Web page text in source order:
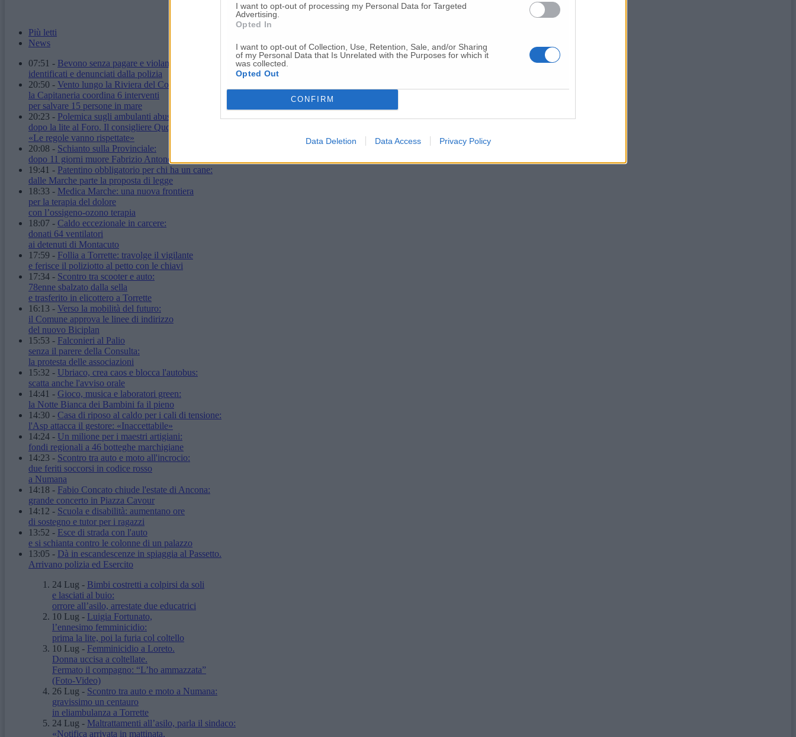
I want to opt-out of processing my Personal Data for Targeted
Advertising.
Opted In
I want to opt-out of Collection, Use, Retention, Sale, and/or Sharing
of my Personal Data that Is Unrelated with the Purposes for which it
was collected.
Opted Out
CONFIRM
Data Deletion Data Access Privacy Policy
Più letti
News
07:51 - Bevono senza pagare e violano il daspo urbano:
identificati e denunciati dalla polizia
20:50 - Vento lungo la Riviera del Conero:
la Capitaneria coordina 6 interventi
per salvare 15 persone in mare
20:23 - Polemica sugli ambulanti abusivi
dopo la lite al Foro. Il consigliere Quqqass:
«Le regole vanno rispettate»
20:08 - Schianto sulla Provinciale:
dopo 11 giorni muore Fabrizio Antonelli
19:41 - Patentino obbligatorio per chi ha un cane:
dalle Marche parte la proposta di legge
18:33 - Medica Marche: una nuova frontiera
per la terapia del dolore
con l’ossigeno-ozono terapia
18:07 - Caldo eccezionale in carcere:
donati 64 ventilatori
ai detenuti di Montacuto
17:59 - Follia a Torrette: travolge il vigilante
e ferisce il poliziotto al petto con le chiavi
17:34 - Scontro tra scooter e auto:
78enne sbalzato dalla sella
e trasferito in elicottero a Torrette
16:13 - Verso la mobilità del futuro:
il Comune approva le linee di indirizzo
del nuovo Biciplan
15:53 - Falconieri al Palio
senza il parere della Consulta:
la protesta delle associazioni
15:32 - Ubriaco, crea caos e blocca l'autobus:
scatta anche l'avviso orale
14:41 - Gioco, musica e laboratori green:
la Notte Bianca dei Bambini fa il pieno
14:30 - Casa di riposo al caldo per i cali di tensione:
l'Asp attacca il gestore: «Inaccettabile»
14:24 - Un milione per i maestri artigiani:
fondi regionali a 46 botteghe marchigiane
14:23 - Scontro tra auto e moto all'incrocio:
due feriti soccorsi in codice rosso
a Numana
14:18 - Fabio Concato chiude l'estate di Ancona:
grande concerto in Piazza Cavour
14:12 - Scuola e disabilità: aumentano ore
di sostegno e tutor per i ragazzi
13:52 - Esce di strada con l'auto
e si schianta contro le colonne di un palazzo
13:05 - Dà in escandescenze in spiaggia al Passetto.
Arrivano polizia ed Esercito
24 Lug - Bimbi costretti a colpirsi da soli
e lasciati al buio:
orrore all’asilo, arrestate due educatrici
10 Lug - Luigia Fortunato,
l’ennesimo femminicidio:
prima la lite, poi la furia col coltello
10 Lug - Femminicidio a Loreto.
Donna uccisa a coltellate.
Fermato il compagno: “L’ho ammazzata”
(Foto-Video)
26 Lug - Scontro tra auto e moto a Numana:
gravissimo un centauro
in eliambulanza a Torrette
24 Lug - Maltrattamenti all’asilo, parla il sindaco:
«Notifica arrivata in mattinata,